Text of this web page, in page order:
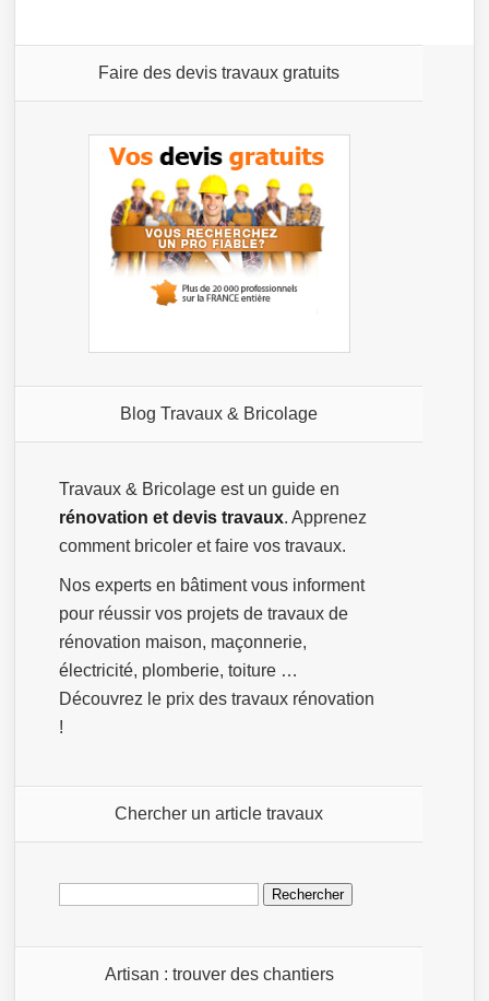
Faire des devis travaux gratuits
Blog Travaux & Bricolage
Travaux & Bricolage est un guide en
rénovation et devis travaux. Apprenez
comment bricoler et faire vos travaux.
Nos experts en bâtiment vous informent
pour réussir vos projets de travaux de
rénovation maison, maçonnerie,
électricité, plomberie, toiture …
Découvrez le prix des travaux rénovation
!
Chercher un article travaux
Rechercher :
Artisan : trouver des chantiers